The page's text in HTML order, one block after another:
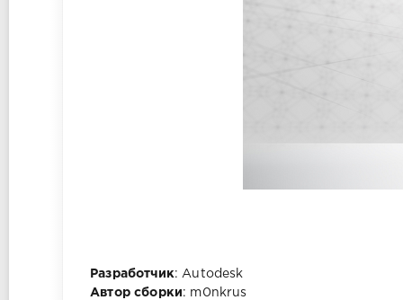
Разработчик: Autodesk
Автор сборки: m0nkrus